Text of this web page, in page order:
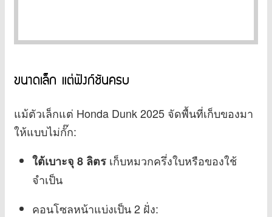
ขนาดเล็ก แต่ฟังก์ชันครบ
แม้ตัวเล็กแต่ Honda Dunk 2025 จัดพื้นที่เก็บของมา
ให้แบบไม่กั๊ก:
ใต้เบาะจุ 8 ลิตร เก็บหมวกครึ่งใบหรือของใช้
จำเป็น
คอนโซลหน้าแบ่งเป็น 2 ฝั่ง: